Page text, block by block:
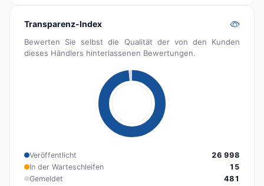
Transparenz-Index
Bewerten Sie selbst die Qualität der von den Kunden
dieses Händlers hinterlassenen Bewertungen.
Veröffentlicht
26 998
In der Warteschleifen
15
Gemeldet
481